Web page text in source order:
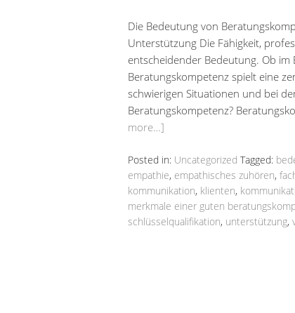
Die Bedeutung von
Unterstützung Die Fähigkeit,
entscheidender Bedeutung. Ob im
Beratungskompetenz spielt eine
schwierigen Situationen und bei
Beratungskompetenz?
more…]
Posted in: Uncategorized Tagged:
empathie, empathisches zuhören,
kommunikation, klienten,
merkmale einer guten
schlüsselqualifikation, unterstützung,